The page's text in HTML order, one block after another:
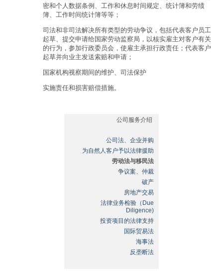
密和个人数据条例、工作和休息时间规定、统计簿和劳绩
簿、工作时间统计簿等等；
司法和非司法解决所有类型的劳动争议，包括代表客户员工
起草、提交申请给国家劳动监察局，以核实雇主对客户有关
的行为，参加行政委员会，使雇主承担行政责任；代表客户
起草并向业主发送索赔和申请；
国家机构视察期间的维护、司法保护
实施责任和损害赔偿措施。
公司服务介绍
公司法、企业并购
为自然人客户予以法律援助
劳动法与移民法
争议案、仲裁
破产
房地产交易
法律业务检验（Due
Diligence)
投资项目的法律支持
国际贸易法
海事法
反垄断法